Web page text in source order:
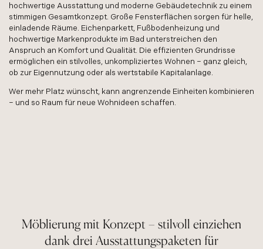
hochwertige Ausstattung und moderne Gebäudetechnik zu einem
stimmigen Gesamtkonzept. Große Fensterflächen sorgen für helle,
einladende Räume. Eichenparkett, Fußbodenheizung und
hochwertige Markenprodukte im Bad unterstreichen den
Anspruch an Komfort und Qualität. Die effizienten Grundrisse
ermöglichen ein stilvolles, unkompliziertes Wohnen – ganz gleich,
ob zur Eigennutzung oder als wertstabile Kapitalanlage.
Wer mehr Platz wünscht, kann angrenzende Einheiten kombinieren
– und so Raum für neue Wohnideen schaffen.
Möblierung mit Konzept – stilvoll einziehen
dank drei Ausstattungspaketen für